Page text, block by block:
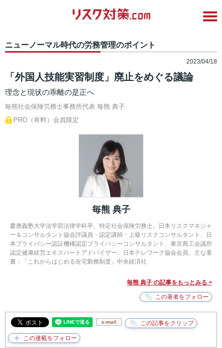
ニューノーマル時代の労務管理のポイント
2023/04/18
「外国人技能実習制度」廃止をめぐる議論
理念と現状の乖離の是正へ
毎熊社会保険労務士事務所代表 毎熊 典子
PRO（有料）会員限定
毎熊 典子
慶應義塾大学法学部法律学科卒、特定社会保険労務士。日本リスクマネジャ
ー＆コンサルタント協会評議員・認定講師・上級リスクコンサルタント、日
本プライバシー認証機構認定プライバシーコンサルタント、東京商工会議所
認定健康経営エキスパートアドバイザー、日本テレワーク協会会員。主な著
書：「これからはじめる在宅勤務制度」中央経済社
毎熊 典子 の記事をもっとみる >
e-mail